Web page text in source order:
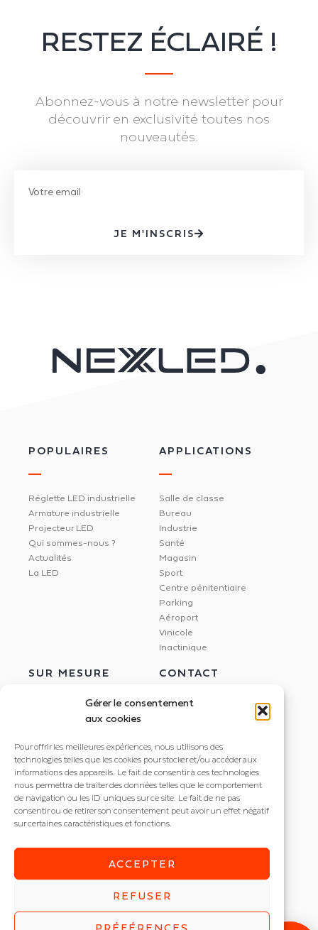
Gérer le consentement
aux cookies
Pour offrir les meilleures expériences, nous utilisons des
technologies telles que les cookies pour stocker et/ou accéder aux
informations des appareils. Le fait de consentir à ces technologies
nous permettra de traiter des données telles que le comportement
de navigation ou les ID uniques sur ce site. Le fait de ne pas
consentir ou de retirer son consentement peut avoir un effet négatif
sur certaines caractéristiques et fonctions.
ACCEPTER
REFUSER
PRÉFÉRENCES
RESTEZ ÉCLAIRÉ !
Abonnez-vous à notre newsletter pour
découvrir en exclusivité toutes nos
nouveautés.
JE M'INSCRIS
POPULAIRES
Réglette LED industrielle
Armature industrielle
Projecteur LED
Qui sommes-nous ?
Actualités
La LED
APPLICATIONS
Salle de classe
Bureau
Industrie
Santé
Magasin
Sport
Centre pénitentiaire
Parking
Aéroport
Vinicole
Inactinique
SUR MESURE
Éclairage circadien
Gestion de l'éclairage
Dalle LED imprimée
CONTACT
395 rue Docteur Marmonnier
38190 Villard Bonnot
+33 4 56 85 82 20
© NEXXLED 2026